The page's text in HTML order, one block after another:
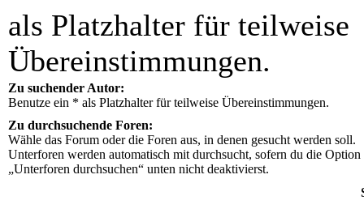
als Platzhalter für teilweise
Übereinstimmungen.
Zu suchender Autor:
Benutze ein * als Platzhalter für teilweise Übereinstimmungen.
Zu durchsuchende Foren:
Wähle das Forum oder die Foren aus, in denen gesucht werden soll.
Unterforen werden automatisch mit durchsucht, sofern du die Option
„Unterforen durchsuchen“ unten nicht deaktivierst.